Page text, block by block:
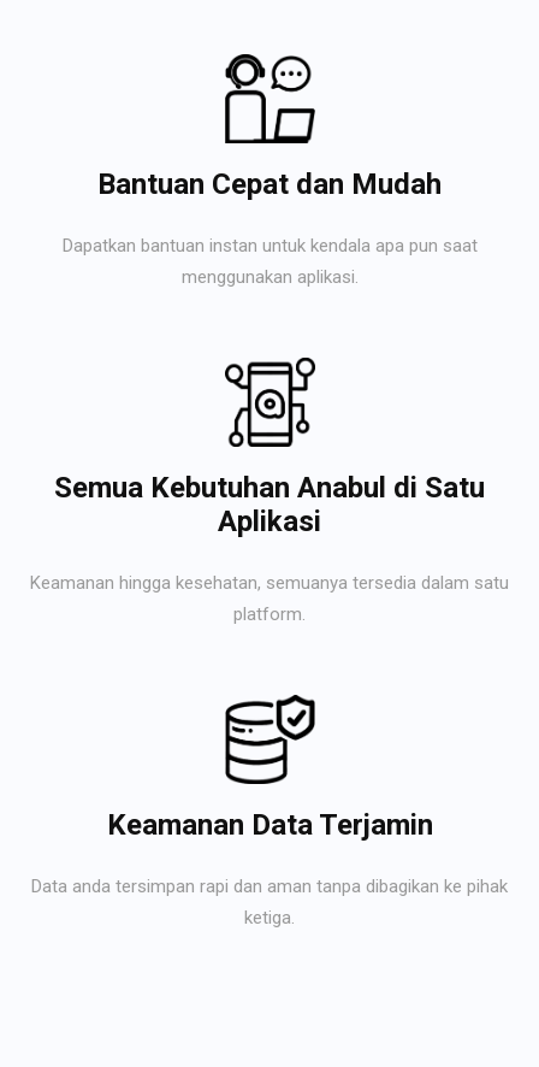
Bantuan Cepat dan Mudah
Dapatkan bantuan instan untuk kendala apa pun saat
menggunakan aplikasi.
Semua Kebutuhan Anabul di Satu
Aplikasi
Keamanan hingga kesehatan, semuanya tersedia dalam satu
platform.
Keamanan Data Terjamin
Data anda tersimpan rapi dan aman tanpa dibagikan ke pihak
ketiga.